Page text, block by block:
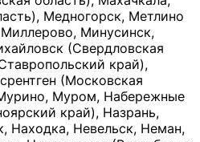
Медногорск, Метлино
Минусинск,
(Свердловская
край),
(Московская
Муром, Набережные
край), Назрань,
Находка, Невельск, Неман,